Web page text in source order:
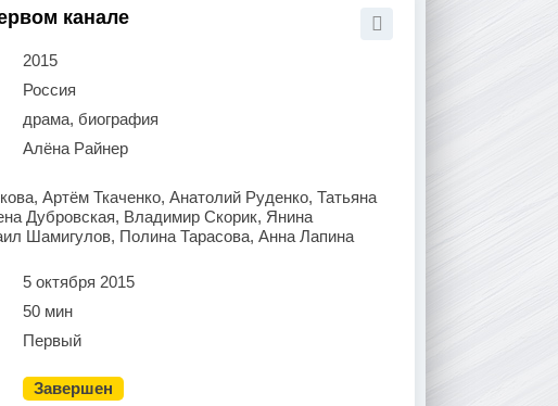
канале
2015
Россия
драма, биография
Алёна Райнер
Артём Ткаченко, Анатолий Руденко, Татьяна
Дубровская, Владимир Скорик, Янина
Шамигулов, Полина Тарасова, Анна Лапина
5 октября 2015
50 мин
Первый
Завершен